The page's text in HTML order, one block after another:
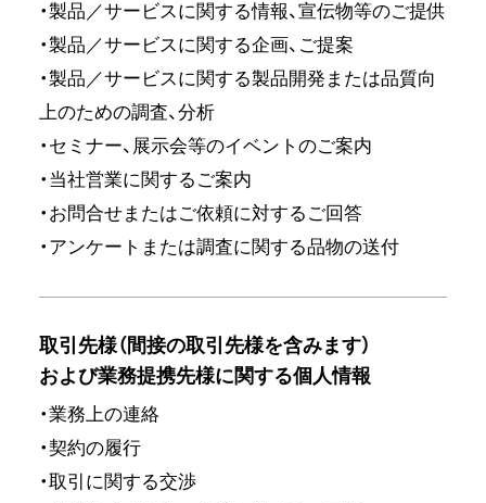
・製品／サービスに関する情報、宣伝物等のご提供
・製品／サービスに関する企画、ご提案
・製品／サービスに関する製品開発または品質向
上のための調査、分析
・セミナー、展示会等のイベントのご案内
・当社営業に関するご案内
・お問合せまたはご依頼に対するご回答
・アンケートまたは調査に関する品物の送付
取引先様（間接の取引先様を含みます）
および業務提携先様に関する個人情報
・業務上の連絡
・契約の履行
・取引に関する交渉